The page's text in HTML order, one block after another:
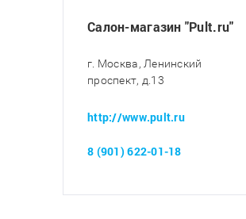
Салон-магазин "Pult.ru"
г. Москва, Ленинский
проспект, д.13
http://www.pult.ru
8 (901) 622-01-18